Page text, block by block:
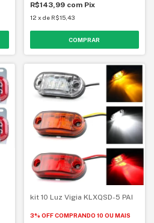
R$143,99 com Pix
12 x de R$15,43
kit 10 Luz Vigia KLXQSD-5 PAI
3% OFF COMPRANDO 10 OU MAIS